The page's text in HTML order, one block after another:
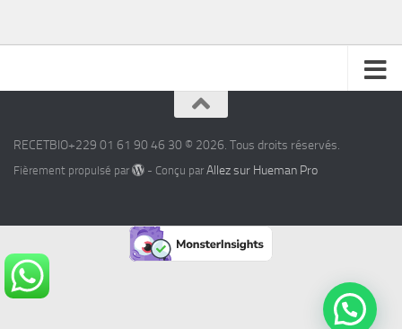
RECETBIO+229 01 61 90 46 30 © 2026. Tous droits réservés.
Fièrement propulsé par - Conçu par Allez sur Hueman Pro